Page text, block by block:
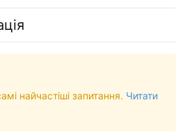
найчастіші запитання. Читати